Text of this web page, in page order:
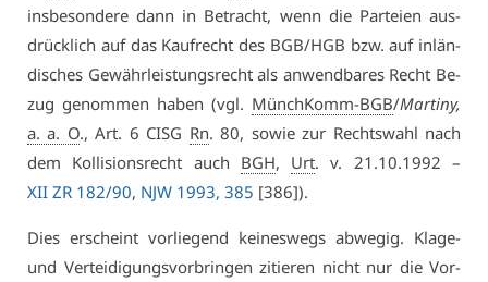
ins­be­son­de­re dann in Be­tracht, wenn die Par­tei­en aus­
drück­lich auf das Kauf­recht des BGB/HGB bzw. auf in­län­
di­sches Ge­währ­leis­tungs­recht als an­wend­ba­res Recht Be­
zug ge­nom­men ha­ben (vgl. MünchKomm-BGB/Mar­ti­ny,
a. a. O., Art. 6 CISG Rn. 80, so­wie zur Rechts­wahl nach
dem Kol­li­si­ons­recht auch BGH, Urt. v. 21.10.1992 –
XII ZR 182/90, NJW 1993, 385 [386]).
Dies er­scheint vor­lie­gend kei­nes­wegs ab­we­gig. Kla­ge-
und Ver­tei­di­gungs­vor­brin­gen zi­tie­ren nicht nur die Vor­